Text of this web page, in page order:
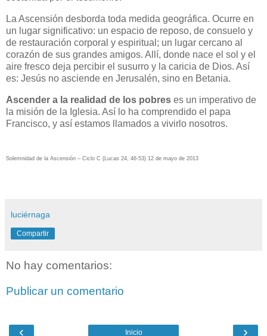
La Ascensión desborda toda medida geográfica. Ocurre en
un lugar significativo: un espacio de reposo, de consuelo y
de restauración corporal y espiritual; un lugar cercano al
corazón de sus grandes amigos. Allí, donde nace el sol y el
aire fresco deja percibir el susurro y la caricia de Dios. Así
es: Jesús no asciende en Jerusalén, sino en Betania.
Ascender a la realidad de los pobres es un imperativo de
la misión de la Iglesia. Así lo ha comprendido el papa
Francisco, y así estamos llamados a vivirlo nosotros.
Solemnidad de la Ascensión – Ciclo C (Lucas 24, 46-53) 12 de mayo de 2013
luciérnaga
Compartir
No hay comentarios:
Publicar un comentario
‹ ›
Inicio